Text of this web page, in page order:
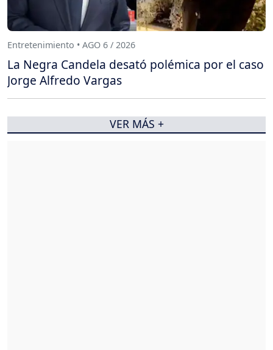
Entretenimiento • AGO 6 / 2026
La Negra Candela desató polémica por el caso
Jorge Alfredo Vargas
VER MÁS +